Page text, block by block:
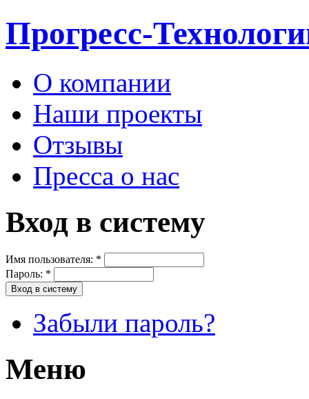
Прогресс-
О компании
Наши проекты
Отзывы
Пресса о нас
Вход в систему
Имя пользователя: *
Пароль: *
Забыли пароль?
Меню